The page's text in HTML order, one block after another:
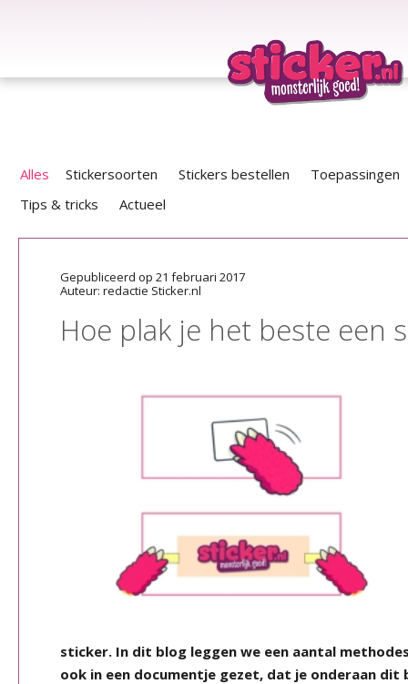
Alles Stickersoorten Stickers bestellen
Toepassingen
Tips & tricks
Actueel
Gepubliceerd op 21 februari 2017
Auteur: redactie Sticker.nl
Hoe plak je het beste een
sticker. In dit blog leggen we een aantal
ook in een documentje gezet, dat je onderaan dit